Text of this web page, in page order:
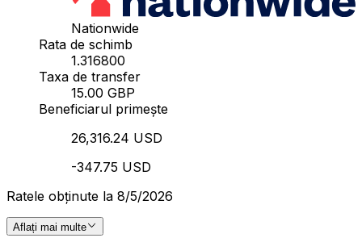
Nationwide
Rata de schimb
1.316800
Taxa de transfer
15.00 GBP
Beneficiarul primește
26,316.24 USD
-347.75 USD
Ratele obținute la 8/5/2026
Aflați mai multe